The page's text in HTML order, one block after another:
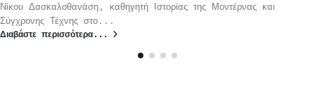
Νίκου Δασκαλοθανάση, καθηγητή Ιστορίας της Μοντέρνας και
Σύγχρονης Τέχνης στο...
Διαβάστε περισσότερα...